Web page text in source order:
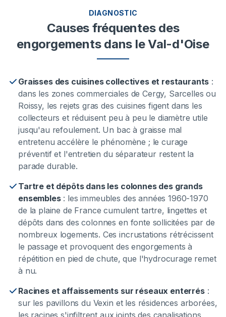
DIAGNOSTIC
Causes fréquentes des
engorgements dans le Val-d'Oise
Graisses des cuisines collectives et restaurants :
dans les zones commerciales de Cergy, Sarcelles ou
Roissy, les rejets gras des cuisines figent dans les
collecteurs et réduisent peu à peu le diamètre utile
jusqu'au refoulement. Un bac à graisse mal
entretenu accélère le phénomène ; le curage
préventif et l'entretien du séparateur restent la
parade durable.
Tartre et dépôts dans les colonnes des grands
ensembles: les immeubles des années 1960-1970
de la plaine de France cumulent tartre, lingettes et
dépôts dans des colonnes en fonte sollicitées par de
nombreux logements. Ces incrustations rétrécissent
le passage et provoquent des engorgements à
répétition en pied de chute, que l'hydrocurage remet
à nu.
Racines et affaissements sur réseaux enterrés:
sur les pavillons du Vexin et les résidences arborées,
les racines s'infiltrent aux joints des canalisations